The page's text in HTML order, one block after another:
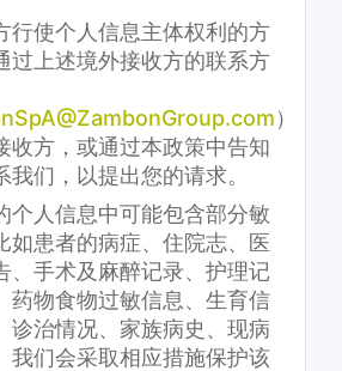
行使个人信息主体权利的方
过上述境外接收方的联系方
）
收方，或通过本政策中告知
我们，以提出您的请求。
个人信息中可能包含部分敏
如患者的病症、住院志、医
、手术及麻醉记录、护理记
药物食物过敏信息、生育信
诊治情况、家族病史、现病
我们会采取相应措施保护该